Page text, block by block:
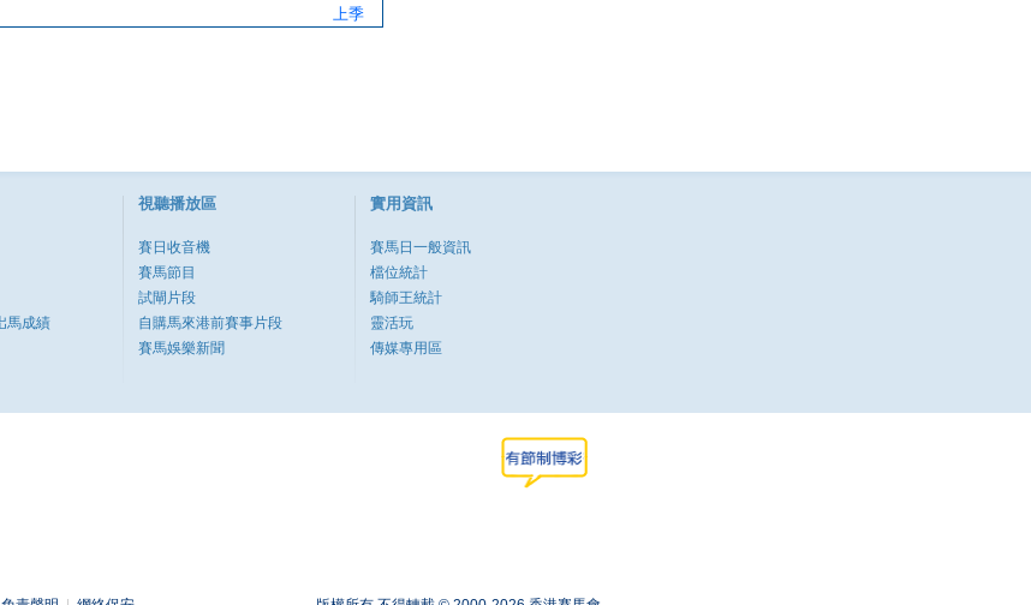
上季
馬成績
視聽播放區
賽日收音機
賽馬節目
試閘片段
自購馬來港前賽事片段
賽馬娛樂新聞
實用資訊
賽馬日一般資訊
檔位統計
騎師王統計
靈活玩
傳媒專用區